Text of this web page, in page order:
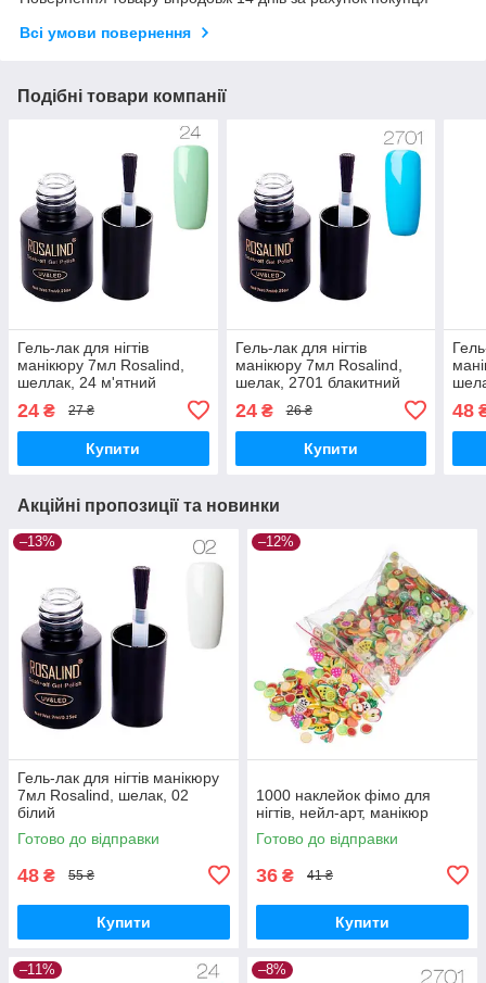
Всі умови повернення
Подібні товари компанії
Гель-лак для нігтів
манікюру 7мл Rosalind,
шеллак, 24 м'ятний
24 ₴ 27 ₴
Купити
Гель-лак для нігтів
манікюру 7мл Rosalind,
шелак, 2701 блакитний
24₴ 26 ₴
Купити
48
Акційні пропозиції та новинки
–13%
Гель-лак для нігтів манікюру
7мл Rosalind, шелак, 02
білий
Готово до відправки
48 ₴ 55 ₴
Купити
–12%
1000 наклейок фімо для
нігтів, нейл-арт, манікюр
Готово до відправки
36 ₴ 41 ₴
Купити
–11% –8%